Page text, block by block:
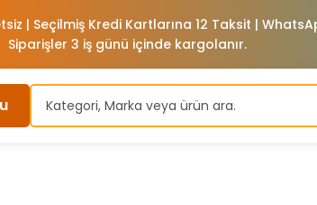
| Seçilmiş Kredi Kartlarına 12 Taksit |
Siparişler 3 iş günü içinde kargolanır.